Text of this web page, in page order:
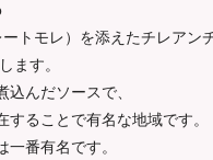
トモレ）を添えたチレアン
ます。
んだソースで、
ることで有名な地域です。
番有名です。